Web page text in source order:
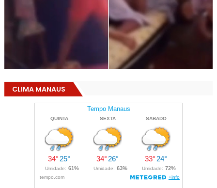
CLIMA MANAUS